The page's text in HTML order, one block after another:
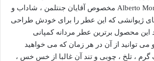
شخصی به نام Alberto Morillas مخصوص آقایان جنتلمن ، شاداب و
ژیوانشی که این عطر را برای خودش طراحی
محصول برترین عطر مردانه کمپانی
توانید از آن در هر زمان که می خواهید
گرم ، تلخ ، چوبی و تند آن غالبا از خس خس ،